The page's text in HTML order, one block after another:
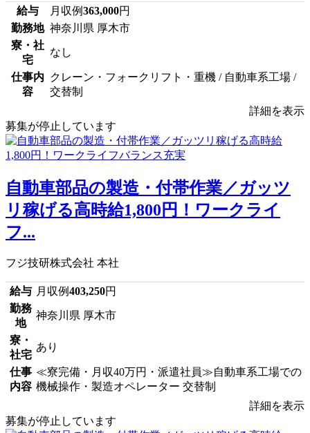
給与 月収例363,000円
勤務地 神奈川県 厚木市
寮・社
宅
なし
仕事内
容
クレーン・フォークリフト・重機 / 自動車系工場 /
交替制
詳細を表示
募集が停止しています
自動車部品の製造・付帯作業／ガッツ
リ稼げる高時給1,800円！ワークライ
フ...
フジ技研株式会社 本社
給与 月収例403,250円
勤務
地
神奈川県 厚木市
寮・
社宅
あり
仕事
内容
≪寮完備・月収40万円・派遣社員≫自動車系工場での
機械操作・製造オペレーター 交替制
詳細を表示
募集が停止しています